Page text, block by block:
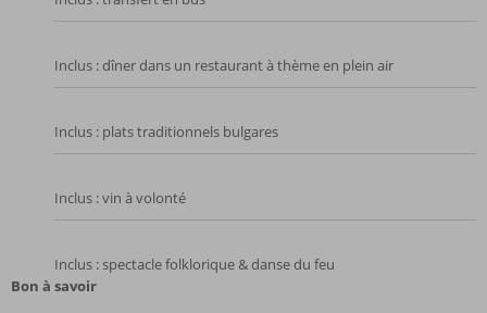
Inclus : dîner dans un restaurant à thème en plein air
Inclus : plats traditionnels bulgares
Inclus : vin à volonté
Inclus : spectacle folklorique & danse du feu
Bon à savoir